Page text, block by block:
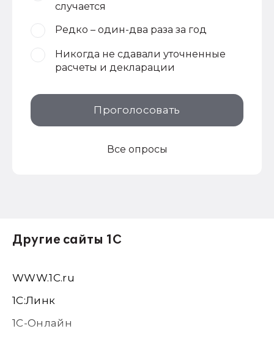
случается
Редко – один-два раза за год
Никогда не сдавали уточненные
расчеты и декларации
Проголосовать
Все опросы
Другие сайты 1С
WWW.1С.ru
1С:Линк
1С-Онлайн